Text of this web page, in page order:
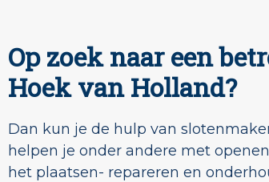
Op zoek naar een
Hoek van Holland?
Dan kun je de hulp van
helpen je onder andere met
het plaatsen- repareren en